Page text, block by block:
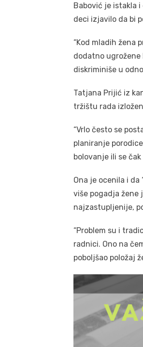
Babović je istakla
deci izjavilo da bi
“Kod mladih žena
dodatno
diskriminiše u
Tatjana Prijić iz
tržištu rada
“Vrlo često se
planiranje
bolovanje ili se
Ona je ocenila i
više pogadja žene
najzastupljenije,
“Problem su i
radnici. Ono na
poboljšao položaj